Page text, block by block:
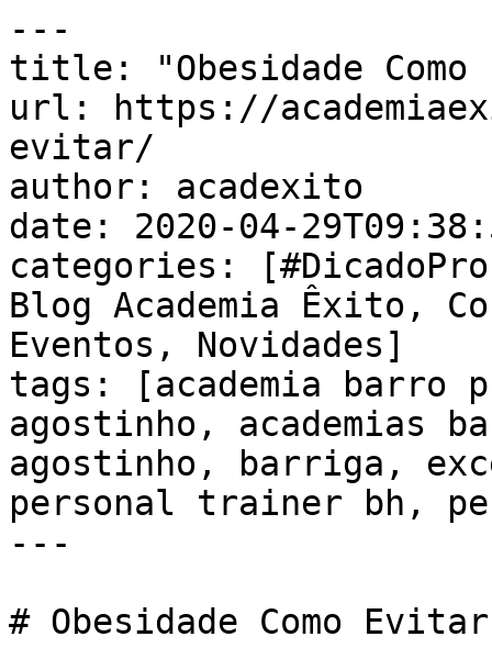
---
title: "Obesidade
url: https://
evitar/
author: acadexito
date: 2020-04-
categories:
Blog Academia Êxito,
Eventos, Novidades]
tags: [academia barro
agostinho, academias
agostinho, barriga,
personal trainer bh,
---
# Obesidade Como Evitar